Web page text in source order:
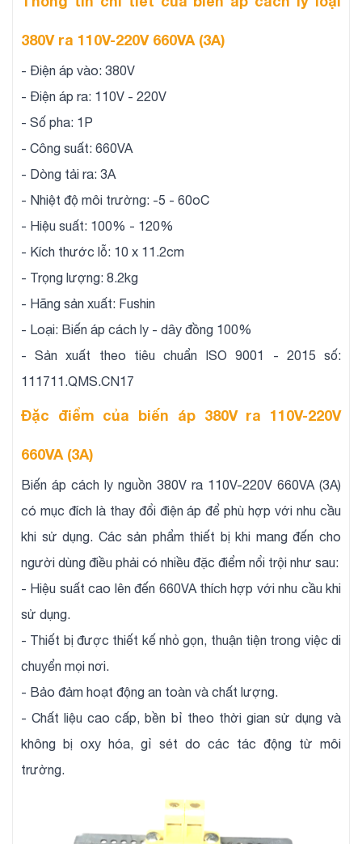
380V ra 110V-220V 660VA (3A)
- Điện áp vào: 380V
- Điện áp ra: 110V - 220V
- Số pha: 1P
- Công suất: 660VA
- Dòng tải ra: 3A
- Nhiệt độ môi trường: -5 - 60oC
- Hiệu suất: 100% - 120%
- Kích thước lỗ: 10 x 11.2cm
- Trọng lượng: 8.2kg
- Hãng sản xuất: Fushin
- Loại: Biến áp cách ly - dây đồng 100%
- Sản xuất theo tiêu chuẩn ISO 9001 - 2015 số:
111711.QMS.CN17
Đặc điểm của biến áp 380V ra 110V-220V
660VA (3A)
Biến áp cách ly nguồn 380V ra 110V-220V 660VA (3A)
có mục đích là thay đổi điện áp để phù hợp với nhu cầu
khi sử dụng. Các sản phẩm thiết bị khi mang đến cho
người dùng điều phải có nhiều đặc điểm nổi trội như sau:
- Hiệu suất cao lên đến 660VA thích hợp với nhu cầu khi
sử dụng.
- Thiết bị được thiết kế nhỏ gọn, thuận tiện trong việc di
chuyển mọi nơi.
- Bảo đảm hoạt động an toàn và chất lượng.
- Chất liệu cao cấp, bền bỉ theo thời gian sử dụng và
không bị oxy hóa, gỉ sét do các tác động từ môi
trường.